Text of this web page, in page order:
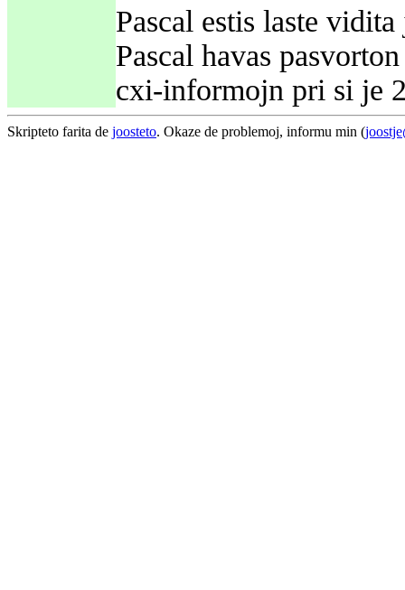
Pascal estis laste
Pascal havas
cxi-informojn pri si je
Skripteto farita de joosteto. Okaze de problemoj, informu min (